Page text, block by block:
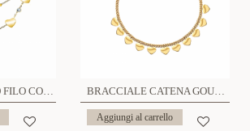
COLLANA DOPPIO FILO CON CUORI E ZIRCONI - JN219188D2 BRACCIALE CATENA GOURMETTE CON CUORE - JN2262864D31
Aggiungi al carrello